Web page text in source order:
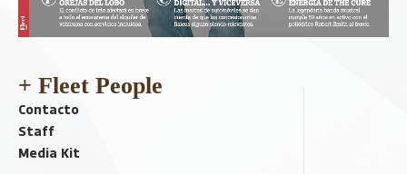
+ Fleet People
Contacto
Staff
Media Kit